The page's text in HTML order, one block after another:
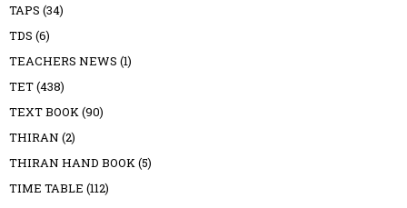
TAPS (34)
TDS (6)
TEACHERS NEWS (1)
TET(438)
TEXT BOOK(90)
THIRAN (2)
THIRAN HAND BOOK(5)
TIME TABLE (112)